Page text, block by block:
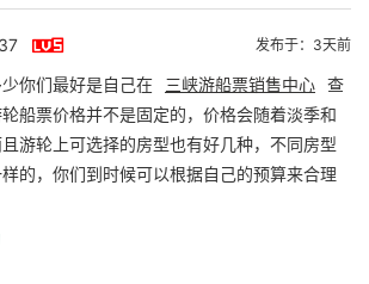
 发布于：3天前
你们最好是自己在 三峡游船票销售中心 查
船票价格并不是固定的，价格会随着淡季和
游轮上可选择的房型也有好几种，不同房型
的，你们到时候可以根据自己的预算来合理